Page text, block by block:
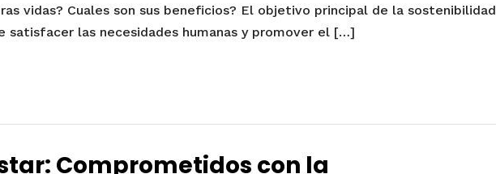
vidas? Cuales son sus beneficios? El objetivo principal de la sostenibilidad
satisfacer las necesidades humanas y promover el […]
Comprometidos con la